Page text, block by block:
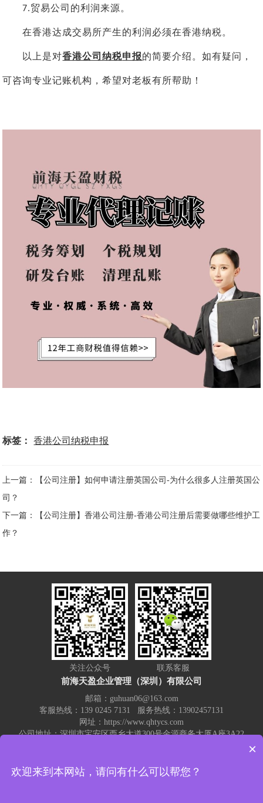
7.贸易公司的利润来源。
在香港达成交易所产生的利润必须在香港纳税。
以上是对香港公司纳税申报的简要介绍。如有疑问，
可咨询专业记账机构，希望对老板有所帮助！
标签： 香港公司纳税申报
上一篇：【公司注册】如何申请注册英国公司-为什么很多人注册英国公
司？
下一篇：【公司注册】香港公司注册-香港公司注册后需要做哪些维护工
作？
关注公众号 联系客服
前海天盈企业管理（深圳）有限公司
邮箱：guhuan06@163.com
客服热线：139 0245 7131 服务热线：13902457131
网址：https://www.qhtycs.com
公司地址：深圳市宝安区西乡大道300号金源商务大厦A座3A22
热门关键词： 记账报税 代理记账 注册公司 代账公司
公司变更
注册公司流程和费用 营业执照变更注销
×
欢迎来到本网站，请问有什么可以帮您？